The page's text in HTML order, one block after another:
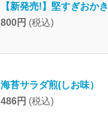
【新発売!】堅すぎおかき
800円 (税込)
海苔サラダ煎(しお味）
486円 (税込)